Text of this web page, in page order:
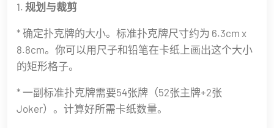
1. 规划与裁剪
* 确定扑克牌的大小。标准扑克牌尺寸约为 6.3cm x
8.8cm。你可以用尺子和铅笔在卡纸上画出这个大小
的矩形格子。
* 一副标准扑克牌需要54张牌（52张主牌+2张
Joker）。计算好所需卡纸数量。